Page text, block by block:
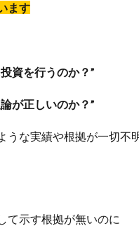
ます
資を行うのか？”
が正しいのか？”
うな実績や根拠が一切不
て示す根拠が無いのに